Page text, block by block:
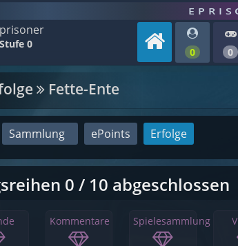
prisoner
Stufe 0
0 0
Fette-Ente
Sammlung ePoints Erfolge
0 / 10 abgeschlossen
Kommentare Spielesammlung